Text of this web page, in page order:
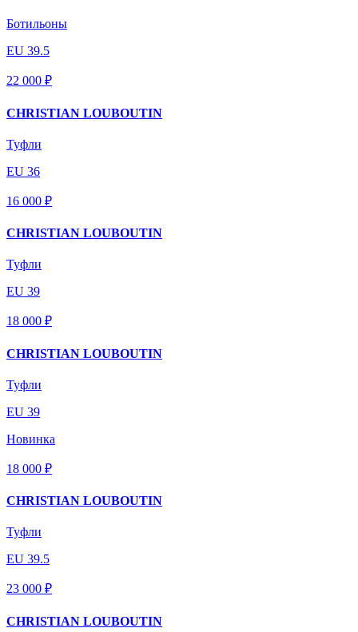
Ботильоны
EU 39.5
22 000 ₽
CHRISTIAN LOUBOUTIN
Туфли
EU 36
16 000 ₽
CHRISTIAN LOUBOUTIN
Туфли
EU 39
18 000 ₽
CHRISTIAN LOUBOUTIN
Туфли
EU 39
Новинка
18 000 ₽
CHRISTIAN LOUBOUTIN
Туфли
EU 39.5
23 000 ₽
CHRISTIAN LOUBOUTIN